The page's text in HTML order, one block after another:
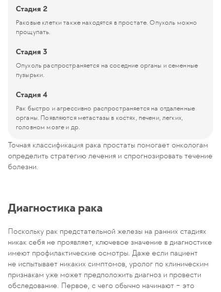
Стадия 2
Раковые клетки также находятся в простате. Опухоль можно
прощупать.
Стадия 3
Опухоль распространяется на соседние органы и семенные
пузырьки.
Стадия 4
Рак быстро и агрессивно распространяется на отдаленные
органы. Появляются метастазы в костях, печени, легких,
головном мозге и др.
Точная классификация рака простаты помогает онкологам
определить стратегию лечения и спрогнозировать течение
болезни.
Диагностика рака
Поскольку рак предстательной железы на ранних стадиях
никак себя не проявляет, ключевое значение в диагностике
имеют профилактические осмотры. Даже если пациент
не испытывает никаких симптомов, уролог по клиническим
признакам уже может предположить диагноз и провести
обследование. Первое, с чего обычно начинают − это